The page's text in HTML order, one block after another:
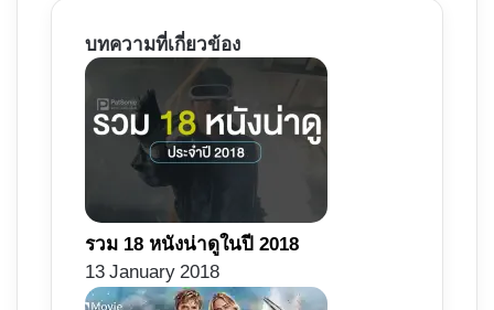
บทความที่เกี่ยวข้อง
รวม 18 หนังน่าดูในปี 2018
13 January 2018